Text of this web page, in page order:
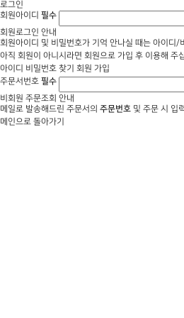
로그인
회원아이디 필수
회원로그인 안내
회원아이디 및 비밀번호가 기억 안나실 때는 아이디/
아직 회원이 아니시라면 회원으로 가입 후 이용해 주
아이디 비밀번호 찾기
회원 가입
주문서번호 필수
비회원 주문조회 안내
메일로 발송해드린 주문서의 주문번호 및 주문 시 입
메인으로 돌아가기